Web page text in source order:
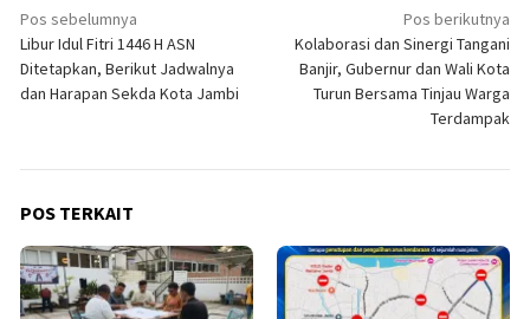
Navigasi
pos
Pos sebelumnya
Libur Idul Fitri 1446 H ASN
Ditetapkan, Berikut Jadwalnya
dan Harapan Sekda Kota Jambi
Pos berikutnya
Kolaborasi dan Sinergi Tangani
Banjir, Gubernur dan Wali Kota
Turun Bersama Tinjau Warga
Terdampak
POS TERKAIT